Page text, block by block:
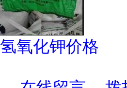
氢氧化钾价格